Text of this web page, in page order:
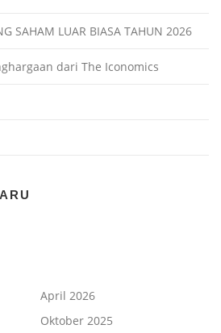
SAHAM LUAR BIASA TAHUN 2026
dari The Iconomics
April 2026
Oktober 2025